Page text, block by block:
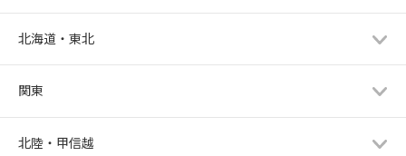
北海道・東北
関東
北陸・甲信越